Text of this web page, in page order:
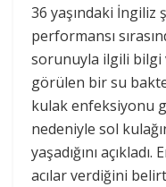
36 yaşındaki İngiliz
performansı
sorunuyla ilgili bilgi
görülen bir su
kulak enfeksiyonu
nedeniyle sol
yaşadığını
acılar verdiğini